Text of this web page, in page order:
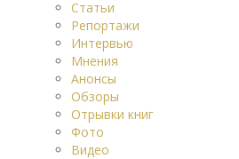
Статьи
Репортажи
Интервью
Мнения
Анонсы
Обзоры
Отрывки книг
Фото
Видео